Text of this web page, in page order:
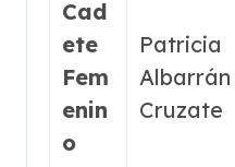
Cad
ete
Fem
enin
o
Patricia
Albarrán
Cruzate